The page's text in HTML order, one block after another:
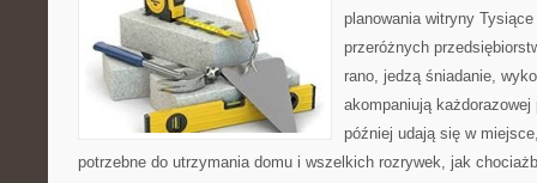
planowania witryny
przeróżnych
rano, jedzą śniadanie,
akompaniują
później udają się w
potrzebne do utrzymania domu i wszelkich rozrywek, jak